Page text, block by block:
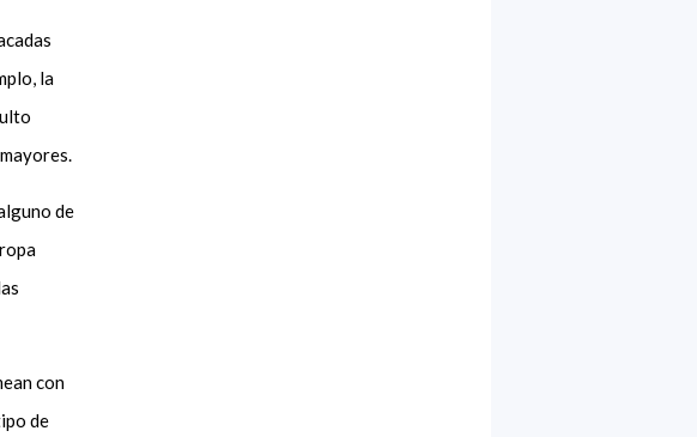
la
de
con
de